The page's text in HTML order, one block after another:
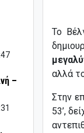
–
Το
αλλά
Στην
53’,